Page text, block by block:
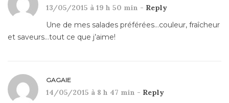
13/05/2015 à 19 h 50 min - Reply
Une de mes salades préférées…couleur, fraîcheur
et saveurs…tout ce que j’aime!
GAGAIE
14/05/2015 à 8 h 47 min - Reply